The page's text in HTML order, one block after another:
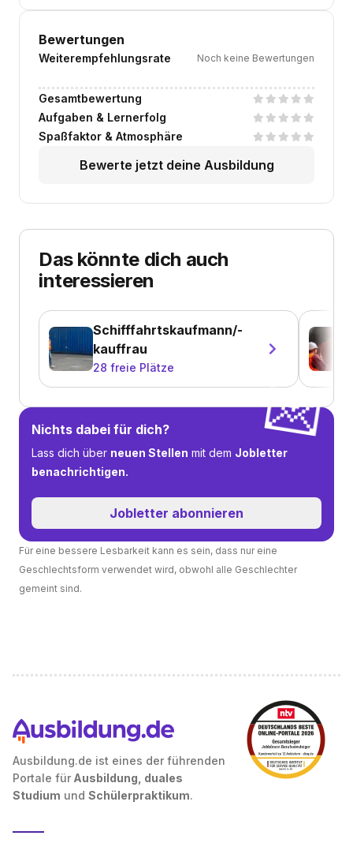
Bewertungen
Weiterempfehlungsrate Noch keine Bewertungen
Gesamtbewertung
Aufgaben & Lernerfolg
Spaßfaktor & Atmosphäre
Bewerte jetzt deine Ausbildung
Das könnte dich auch
interessieren
Schifffahrtskaufmann/-
kauffrau
28 freie Plätze
💌
Nichts dabei für dich?
Lass dich über neuen Stellen mit dem Jobletter
benachrichtigen.
Jobletter abonnieren
Für eine bessere Lesbarkeit kann es sein, dass nur eine
Geschlechtsform verwendet wird, obwohl alle Geschlechter
gemeint sind.
Ausbildung.de ist eines der führenden
Portale für Ausbildung, duales
Studium und Schülerpraktikum.